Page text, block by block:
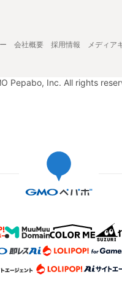
会社概要 採用情報 メディア
Pepabo, Inc. All rights